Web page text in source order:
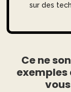
sur des
Ce ne